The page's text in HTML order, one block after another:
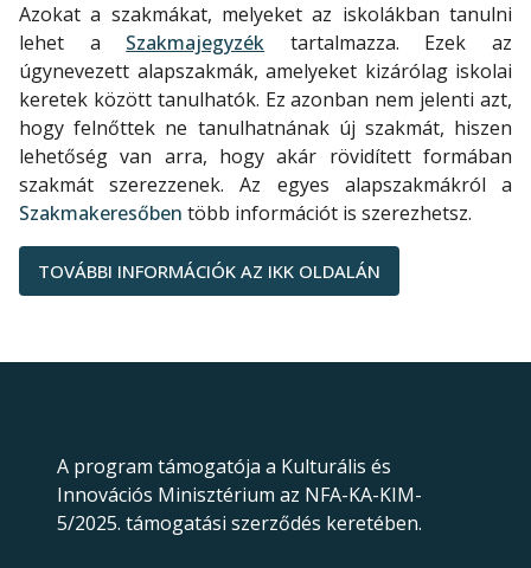
Azokat a szakmákat, melyeket az iskolákban tanulni
lehet a Szakmajegyzék tartalmazza. Ezek az
úgynevezett alapszakmák, amelyeket kizárólag iskolai
keretek között tanulhatók. Ez azonban nem jelenti azt,
hogy felnőttek ne tanulhatnának új szakmát, hiszen
lehetőség van arra, hogy akár rövidített formában
szakmát szerezzenek. Az egyes alapszakmákról a
Szakmakeresőben több információt is szerezhetsz.
TOVÁBBI INFORMÁCIÓK AZ IKK OLDALÁN
A program támogatója a Kulturális és
Innovációs Minisztérium az NFA-KA-KIM-
5/2025. támogatási szerződés keretében.